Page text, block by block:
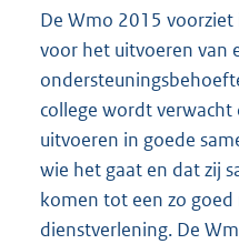
De Wmo 2015
voor het uitvoeren van
college wordt
uitvoeren in goede
wie het gaat en dat zij
komen tot een zo
dienstverlening. De